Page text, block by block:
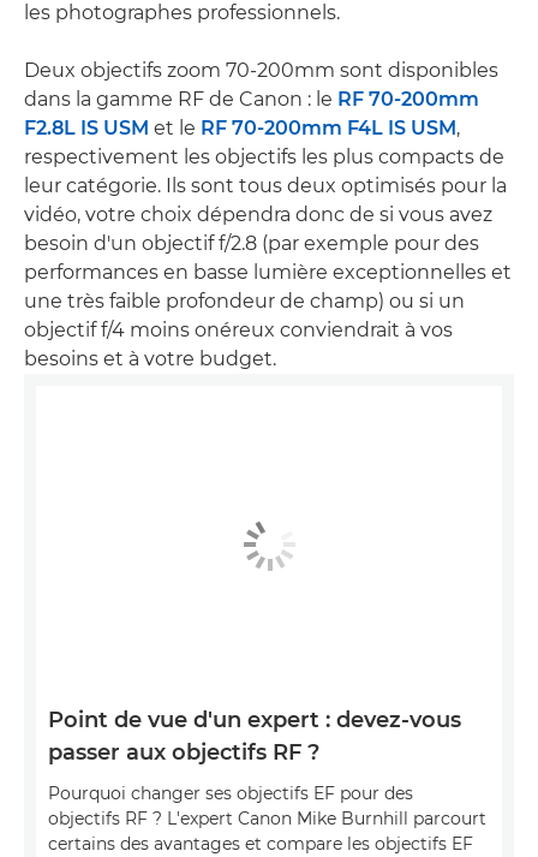
les photographes professionnels.
Deux objectifs zoom 70-200mm sont disponibles
dans la gamme RF de Canon : le RF 70-200mm
F2.8L IS USM et le RF 70-200mm F4L IS USM ,
respectivement les objectifs les plus compacts de
leur catégorie. Ils sont tous deux optimisés pour la
vidéo, votre choix dépendra donc de si vous avez
besoin d'un objectif f/2.8 (par exemple pour des
performances en basse lumière exceptionnelles et
une très faible profondeur de champ) ou si un
objectif f/4 moins onéreux conviendrait à vos
besoins et à votre budget.
Point de vue d'un expert : devez-vous
passer aux objectifs RF ?
Pourquoi changer ses objectifs EF pour des
objectifs RF ? L'expert Canon Mike Burnhill parcourt
certains des avantages et compare les objectifs EF